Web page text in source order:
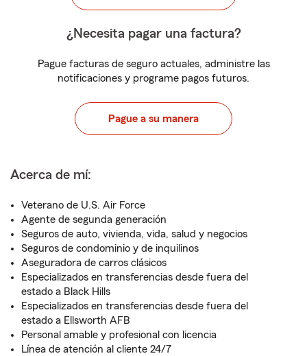
¿Necesita pagar una factura?
Pague facturas de seguro actuales, administre las
notificaciones y programe pagos futuros.
Pague a su manera
Acerca de mí:
Veterano de U.S. Air Force
Agente de segunda generación
Seguros de auto, vivienda, vida, salud y negocios
Seguros de condominio y de inquilinos
Aseguradora de carros clásicos
Especializados en transferencias desde fuera del
estado a Black Hills
Especializados en transferencias desde fuera del
estado a Ellsworth AFB
Personal amable y profesional con licencia
Línea de atención al cliente 24/7